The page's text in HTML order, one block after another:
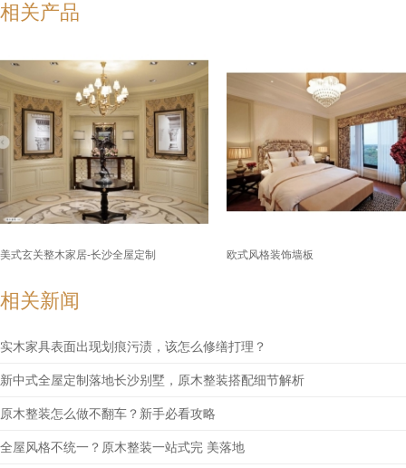
相关产品
美式玄关整木家居-长沙全屋定制 欧式风格装饰墙板
相关新闻
实木家具表面出现划痕污渍，该怎么修缮打理？
新中式全屋定制落地长沙别墅，原木整装搭配细节解析
原木整装怎么做不翻车？新手必看攻略
全屋风格不统一？原木整装一站式完 美落地